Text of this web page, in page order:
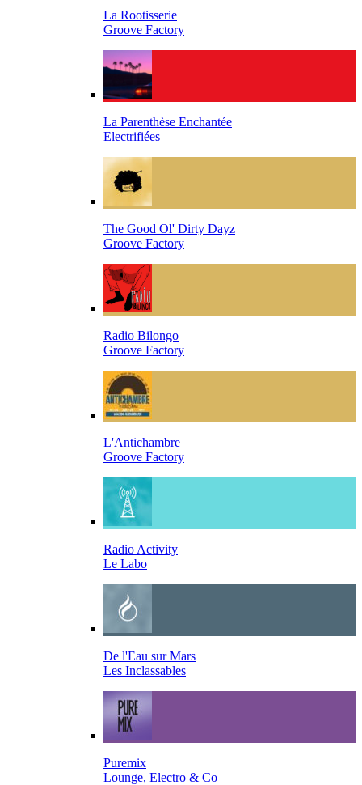
La Rootisserie
Groove Factory
La Parenthèse Enchantée
Electrifiées
The Good Ol' Dirty Dayz
Groove Factory
Radio Bilongo
Groove Factory
L'Antichambre
Groove Factory
Radio Activity
Le Labo
De l'Eau sur Mars
Les Inclassables
Puremix
Lounge, Electro & Co